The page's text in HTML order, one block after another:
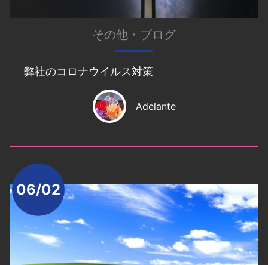
その他 ・ ブログ
弊社のコロナウイルス対策
Adelante
06/02